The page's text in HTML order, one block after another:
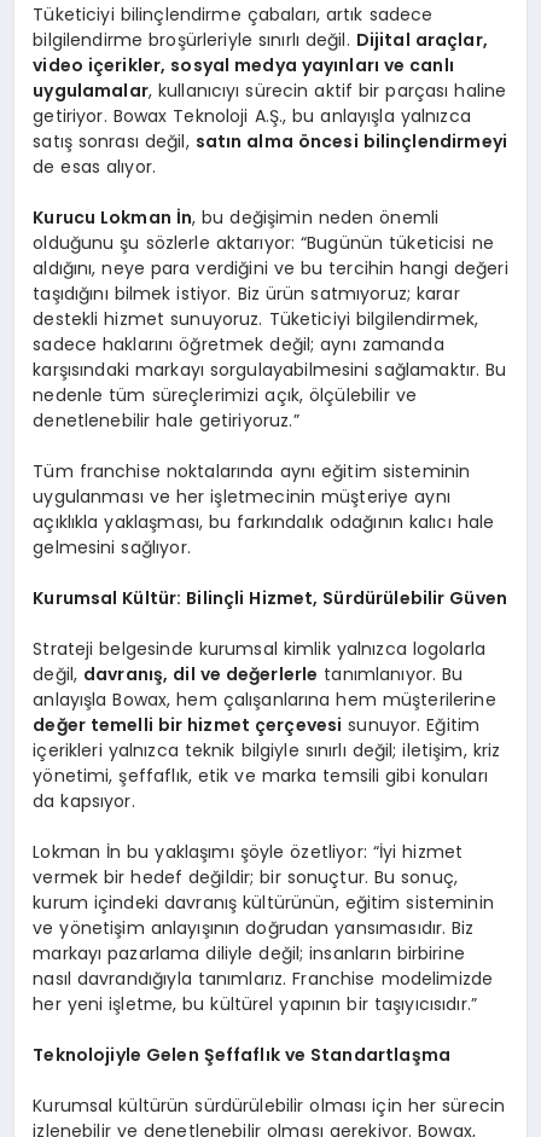
Tüketiciyi bilinçlendirme çabaları, artık sadece
bilgilendirme broşürleriyle sınırlı değil. Dijital araçlar,
video içerikler, sosyal medya yayınları ve canlı
uygulamalar, kullanıcıyı sürecin aktif bir parçası haline
getiriyor. Bowax Teknoloji A.Ş., bu anlayışla yalnızca
satış sonrası değil, satın alma öncesi bilinçlendirmeyi
de esas alıyor.
Kurucu Lokman İn, bu değişimin neden önemli
olduğunu şu sözlerle aktarıyor: “Bugünün tüketicisi ne
aldığını, neye para verdiğini ve bu tercihin hangi değeri
taşıdığını bilmek istiyor. Biz ürün satmıyoruz; karar
destekli hizmet sunuyoruz. Tüketiciyi bilgilendirmek,
sadece haklarını öğretmek değil; aynı zamanda
karşısındaki markayı sorgulayabilmesini sağlamaktır. Bu
nedenle tüm süreçlerimizi açık, ölçülebilir ve
denetlenebilir hale getiriyoruz.”
Tüm franchise noktalarında aynı eğitim sisteminin
uygulanması ve her işletmecinin müşteriye aynı
açıklıkla yaklaşması, bu farkındalık odağının kalıcı hale
gelmesini sağlıyor.
Kurumsal Kültür: Bilinçli Hizmet, Sürdürülebilir Güven
Strateji belgesinde kurumsal kimlik yalnızca logolarla
değil, davranış, dil ve değerlerle tanımlanıyor. Bu
anlayışla Bowax, hem çalışanlarına hem müşterilerine
değer temelli bir hizmet çerçevesi sunuyor. Eğitim
içerikleri yalnızca teknik bilgiyle sınırlı değil; iletişim, kriz
yönetimi, şeffaflık, etik ve marka temsili gibi konuları
da kapsıyor.
Lokman İn bu yaklaşımı şöyle özetliyor: “İyi hizmet
vermek bir hedef değildir; bir sonuçtur. Bu sonuç,
kurum içindeki davranış kültürünün, eğitim sisteminin
ve yönetişim anlayışının doğrudan yansımasıdır. Biz
markayı pazarlama diliyle değil; insanların birbirine
nasıl davrandığıyla tanımlarız. Franchise modelimizde
her yeni işletme, bu kültürel yapının bir taşıyıcısıdır.”
Teknolojiyle Gelen Şeffaflık ve Standartlaşma
Kurumsal kültürün sürdürülebilir olması için her sürecin
izlenebilir ve denetlenebilir olması gerekiyor. Bowax,